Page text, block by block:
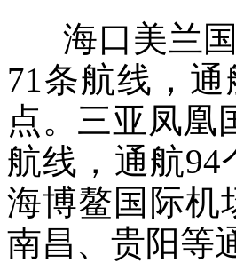
海口美兰国
71条航线，
点。三亚凤凰
航线，通航
海博鳌国际机
南昌、贵阳等